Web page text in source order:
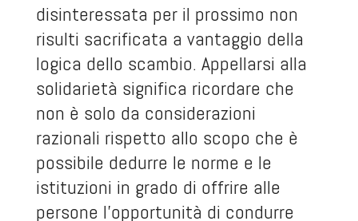
disinteressata per il prossimo non
risulti sacrificata a vantaggio della
logica dello scambio. Appellarsi alla
solidarietà significa ricordare che
non è solo da considerazioni
razionali rispetto allo scopo che è
possibile dedurre le norme e le
istituzioni in grado di offrire alle
persone l’opportunità di condurre